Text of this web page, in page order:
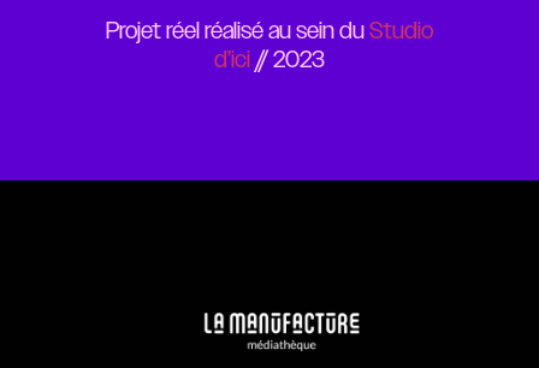
Projet réel réalisé au sein duStudio
d’ici// 2023